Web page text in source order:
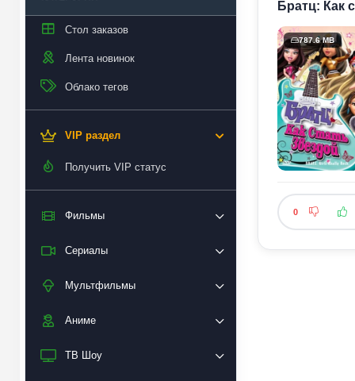
Стол заказов
Лента новинок
Облако тегов
VIP раздел
Получить VIP статус
Фильмы
Сериалы
Мультфильмы
Аниме
ТВ Шоу
Братц: Как
787.6 MB
0